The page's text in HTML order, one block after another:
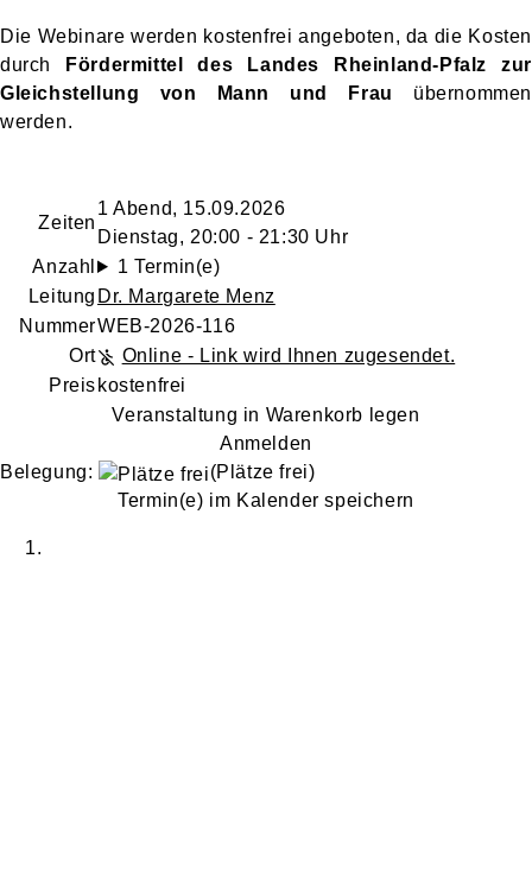
Die Webinare werden kostenfrei angeboten, da die Kosten
durch
Fördermittel des Landes Rheinland-Pfalz zur
Gleichstellung von Mann und Frau übernommen
werden.
Zeiten
1 Abend, 15.09.2026
Dienstag, 20:00 - 21:30 Uhr
Anzahl
1 Termin(e)
Leitung Dr. Margarete Menz
NummerWEB-2026-116
Ort
Online - Link wird Ihnen zugesendet.
Preis kostenfrei
Veranstaltung in Warenkorb legen
Anmelden
Belegung:
(Plätze frei)
Termin(e) im Kalender speichern